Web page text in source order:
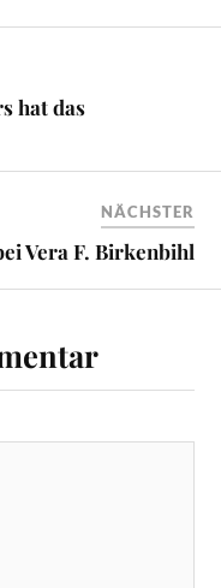
hat das
NÄCHSTER
Vera F. Birkenbihl